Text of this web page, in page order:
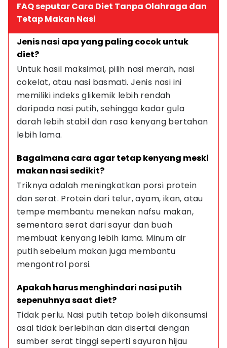
FAQ seputar Cara Diet Tanpa Olahraga dan
Tetap Makan Nasi
Jenis nasi apa yang paling cocok untuk
diet?
Untuk hasil maksimal, pilih nasi merah, nasi
cokelat, atau nasi basmati. Jenis nasi ini
memiliki indeks glikemik lebih rendah
daripada nasi putih, sehingga kadar gula
darah lebih stabil dan rasa kenyang bertahan
lebih lama.
Bagaimana cara agar tetap kenyang meski
makan nasi sedikit?
Triknya adalah meningkatkan porsi protein
dan serat. Protein dari telur, ayam, ikan, atau
tempe membantu menekan nafsu makan,
sementara serat dari sayur dan buah
membuat kenyang lebih lama. Minum air
putih sebelum makan juga membantu
mengontrol porsi.
Apakah harus menghindari nasi putih
sepenuhnya saat diet?
Tidak perlu. Nasi putih tetap boleh dikonsumsi
asal tidak berlebihan dan disertai dengan
sumber serat tinggi seperti sayuran hijau